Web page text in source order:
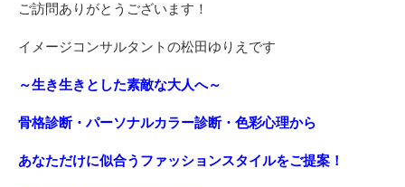
ご訪問ありがとうございます！
イメージコンサルタントの松田ゆりえです
～生き生きとした素敵な大人へ～
骨格診断・パーソナルカラー診断・色彩心理から
あなただけに似合うファッションスタイルをご提案！